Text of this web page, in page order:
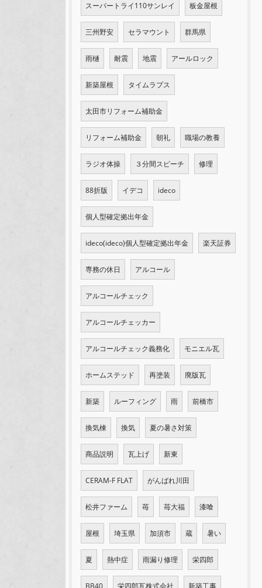
スーパートライ110サンレイ 板金屋根
三州野安 セラマウント 群馬県
雨樋 耐震 地震 アールロック
新築屋根 タイムラプス
太田市リフォーム補助金
リフォーム補助金 朝礼 職場の教養
ラジオ体操 ３分間スピーチ 修理
88折版 イデコ ideco
個人型確定拠出年金
ideco(ideco)個人型確定拠出年金 楽天証券
専務の休日 アルコール
アルコールチェック
アルコールチェッカー
アルコールチェック義務化 モニエル瓦
ホームステッド 再塗装 廃版瓦
新築 ルーフィング 雨 前橋市
換気棟 換気 夏の暑さ対策
商品説明 瓦上げ 新東
CERAM-F FLAT がんばれ川田
松井ファーム 苺 苺大福 漆喰
屋根 埼玉県 加須市 蔵 暑い
夏 熱中症 雨漏り修理 栄四郎
BB40 栄四郎瓦株式会社 新築工事